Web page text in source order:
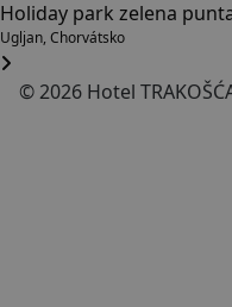
Holiday park zelena
Ugljan, Chorvátsko
© 2026 Hotel